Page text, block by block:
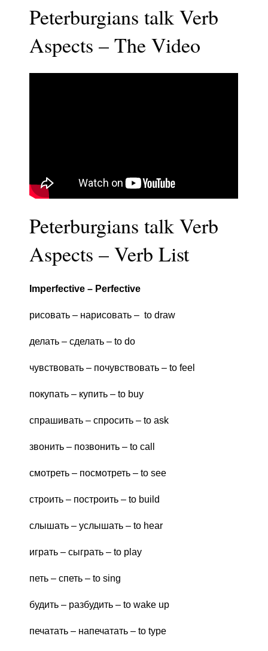
Peterburgians talk Verb
Aspects – The Video
Peterburgians talk Verb
Aspects – Verb List
Imperfective – Perfective
рисовать – нарисовать – to draw
делать – сделать – to do
чувствовать – почувствовать – to feel
покупать – купить – to buy
спрашивать – спросить – to ask
звонить – позвонить – to call
смотреть – посмотреть – to see
строить – построить – to build
слышать – услышать – to hear
играть – сыграть – to play
петь – спеть – to sing
будить – разбудить – to wake up
печатать – напечатать – to type